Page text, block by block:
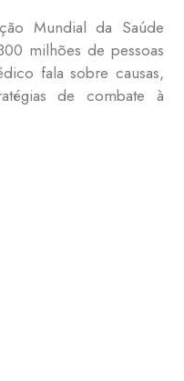
Mundial da Saúde
milhões de pessoas
fala sobre causas,
de combate à